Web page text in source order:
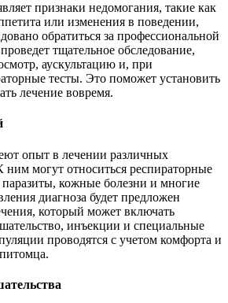
признаки недомогания, такие как
или изменения в поведении,
обратиться за профессиональной
тщательное обследование,
аускультацию и, при
тесты. Это поможет установить
лечение вовремя.
опыт в лечении различных
ним могут относиться респираторные
кожные болезни и многие
диагноза будет предложен
который может включать
инъекции и специальные
проводятся с учетом комфорта и